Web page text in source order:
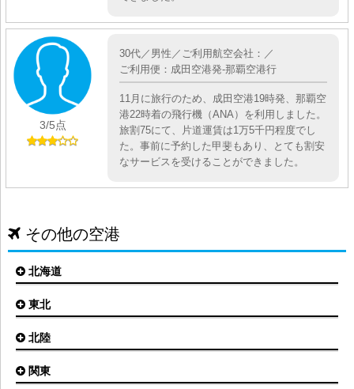
3/5点
30代／男性／ご利用航空会社：／
ご利用便：成田空港発-那覇空港行
11月に旅行のため、成田空港19時発、那覇空
港22時着の飛行機（ANA）を利用しました。
旅割75にて、片道運賃は1万5千円程度でし
た。事前に予約した甲斐もあり、とても割安
なサービスを受けることができました。
その他の空港
北海道
札幌(新千歳)空港
旭川空港
オホーツク紋別空港
東北
仙台空港
青森空港
北陸
小松空港
関東